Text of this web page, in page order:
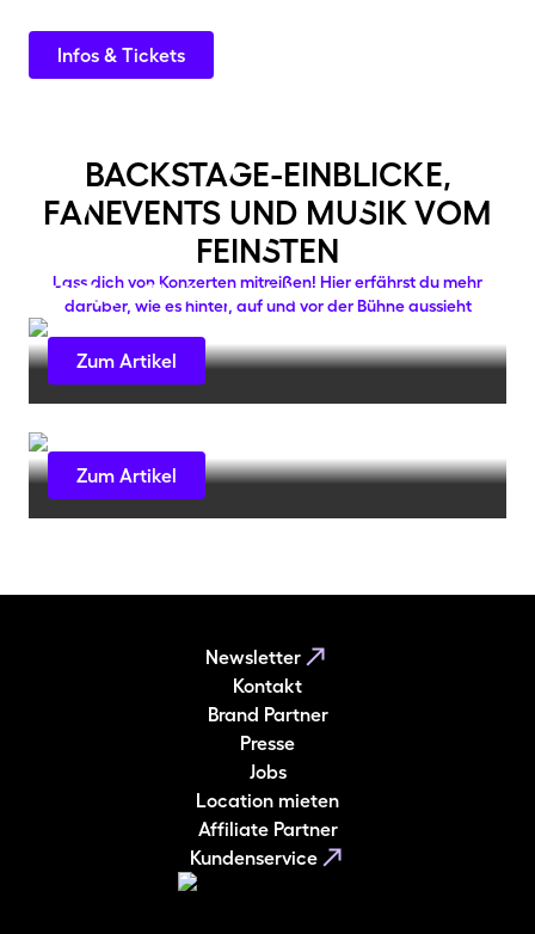
Infos & Tickets
backstaGe-einblicke,
faNevents und muSik vom
feinSten
Lass dich von Konzerten mitreißen! Hier erfährst du mehr
darüber, wie es hinter, auf und vor der Bühne aussieht
10 Tipps für den perfekten
Musicalbesuch
Zum Artikel
Zum Artikel
Newsletter
Kontakt
Brand Partner
Presse
Jobs
Location mieten
Affiliate Partner
Kundenservice